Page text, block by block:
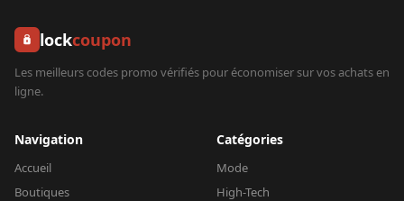
lockcoupon
Les meilleurs codes promo vérifiés pour économiser sur vos achats en
ligne.
Navigation
Accueil
Boutiques
Catégories
Mode
High-Tech